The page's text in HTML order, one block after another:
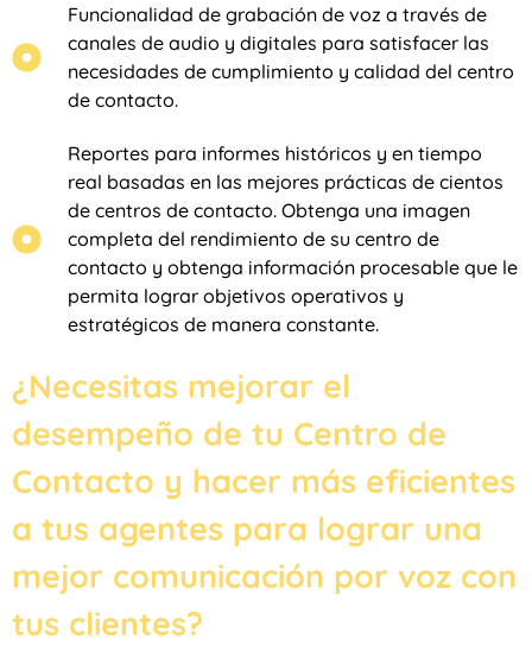
Funcionalidad de grabación de voz a través de
canales de audio y digitales para satisfacer las
necesidades de cumplimiento y calidad del centro
de contacto.
Reportes para informes históricos y en tiempo
real basadas en las mejores prácticas de cientos
de centros de contacto. Obtenga una imagen
completa del rendimiento de su centro de
contacto y obtenga información procesable que le
permita lograr objetivos operativos y
estratégicos de manera constante.
¿Necesitas mejorar el
desempeño de tu Centro de
Contacto y hacer más eficientes
a tus agentes para lograr una
mejor comunicación por voz con
tus clientes?